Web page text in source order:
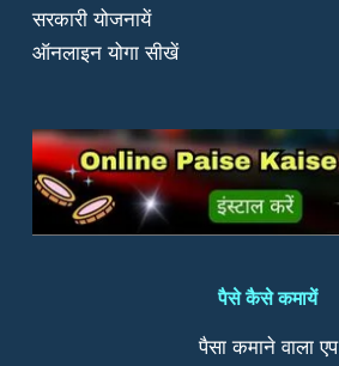
सरकारी योजनायें
ऑनलाइन योगा सीखें
पैसे कैसे कमायें
पैसा कमाने वाला एप